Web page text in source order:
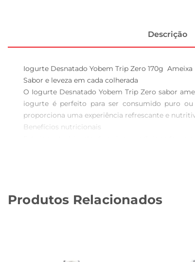
Descrição
Iogurte Desnatado Yobem Trip Zero 170g  Ameixa
Sabor e leveza em cada colherada
O Iogurte Desnatado Yobem Trip Zero sabor
iogurte é perfeito para ser consumido puro
proporciona uma experiência refrescante e
Benefícios nutricionais
ajudam a promover a saúde intestinal e o
molhos e sobremesas. Sua versatilidade permite
Produtos Relacionados